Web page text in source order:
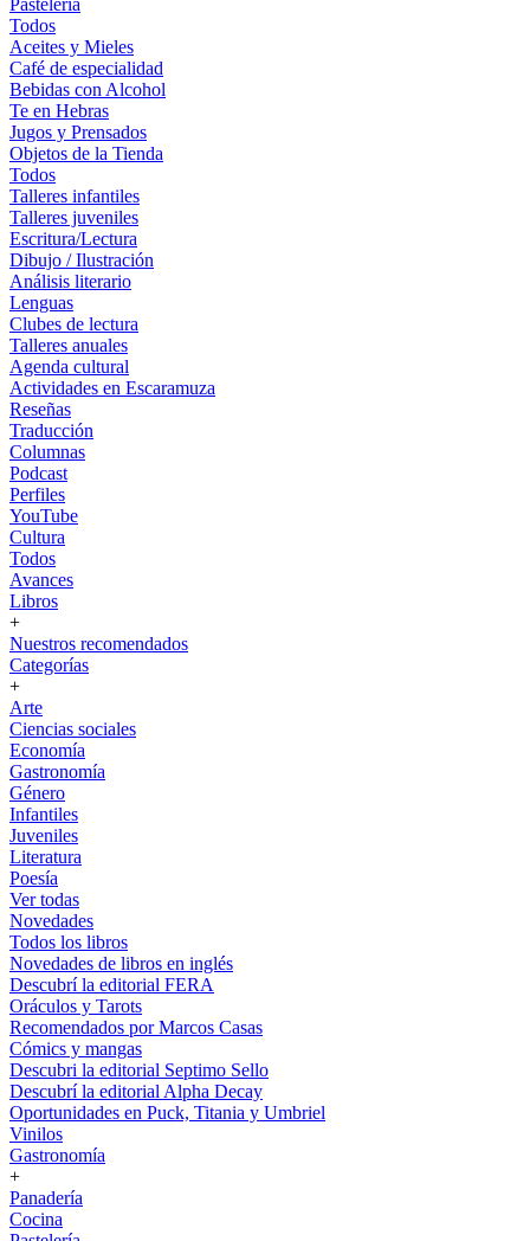
Pastelería
Todos
Aceites y Mieles
Café de especialidad
Bebidas con Alcohol
Te en Hebras
Jugos y Prensados
Objetos de la Tienda
Todos
Talleres infantiles
Talleres juveniles
Escritura/Lectura
Dibujo / Ilustración
Análisis literario
Lenguas
Clubes de lectura
Talleres anuales
Agenda cultural
Actividades en Escaramuza
Reseñas
Traducción
Columnas
Podcast
Perfiles
YouTube
Cultura
Todos
Avances
Libros
+
Nuestros recomendados
Categorías
+
Arte
Ciencias sociales
Economía
Gastronomía
Género
Infantiles
Juveniles
Literatura
Poesía
Ver todas
Novedades
Todos los libros
Novedades de libros en inglés
Descubrí la editorial FERA
Oráculos y Tarots
Recomendados por Marcos Casas
Cómics y mangas
Descubri la editorial Septimo Sello
Descubrí la editorial Alpha Decay
Oportunidades en Puck, Titania y Umbriel
Vinilos
Gastronomía
+
Panadería
Cocina